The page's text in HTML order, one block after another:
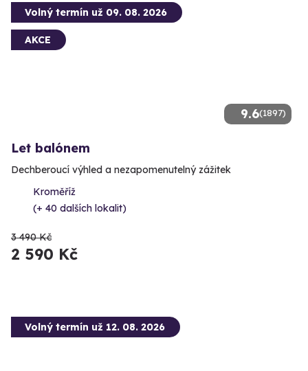
9.6(1897)
Volný termín už 09. 08. 2026
AKCE
Let balónem
Dechberoucí výhled a nezapomenutelný zážitek
Kroměříž
(+ 40 dalších lokalit)
3 490 Kč
2 590 Kč
Volný termín už 12. 08. 2026